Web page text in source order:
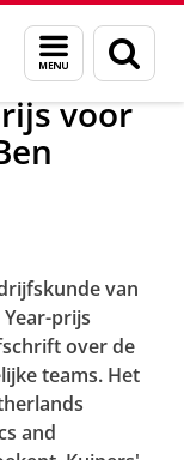
Menu
en
zoeken
voor
van
prijs
over de
teams. Het
and